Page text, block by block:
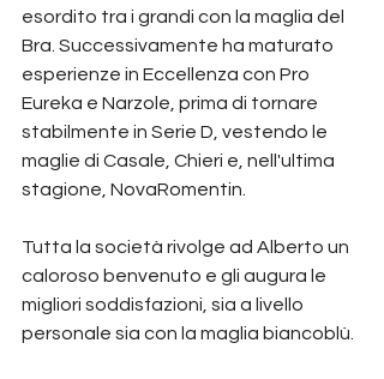
esordito tra i grandi con la maglia del
Bra. Successivamente ha maturato
esperienze in Eccellenza con Pro
Eureka e Narzole, prima di tornare
stabilmente in Serie D, vestendo le
maglie di Casale, Chieri e, nell'ultima
stagione, NovaRomentin.
Tutta la società rivolge ad Alberto un
caloroso benvenuto e gli augura le
migliori soddisfazioni, sia a livello
personale sia con la maglia biancoblù.